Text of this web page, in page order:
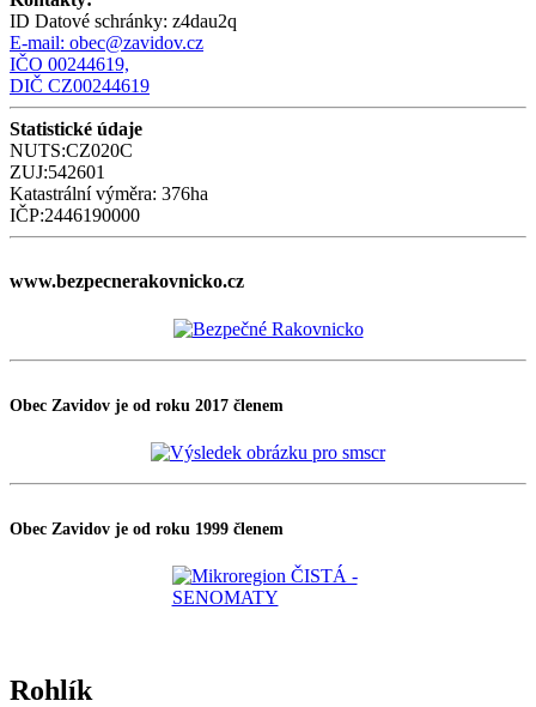
ID Datové schránky: z4dau2q
E-mail: obec@zavidov.cz
IČO 00244619,
DIČ CZ00244619
Statistické údaje
NUTS:CZ020C
ZUJ:542601
Katastrální výměra: 376ha
IČP:2446190000
www.bezpecnerakovnicko.cz
Obec Zavidov je od roku 2017 členem
Obec Zavidov je od roku 1999 členem
Rohlík